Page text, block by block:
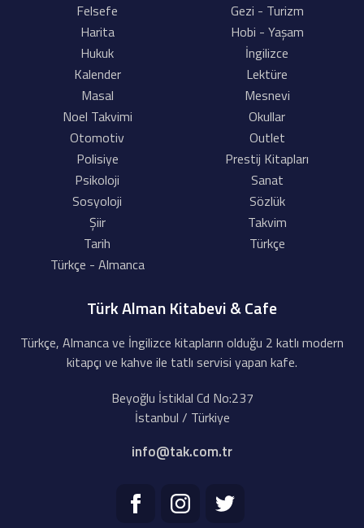
Felsefe
Gezi - Turizm
Harita
Hobi - Yaşam
Hukuk
İngilizce
Kalender
Lektüre
Masal
Mesnevi
Noel Takvimi
Okullar
Otomotiv
Outlet
Polisiye
Prestij Kitapları
Psikoloji
Sanat
Sosyoloji
Sözlük
Şiir
Takvim
Tarih
Türkçe
Türkçe - Almanca
Türk Alman Kitabevi & Cafe
Türkçe, Almanca ve İngilizce kitapların olduğu 2 katlı modern
kitapçı ve kahve ile tatlı servisi yapan kafe.
Beyoğlu İstiklal Cd No:237
İstanbul / Türkiye
info@tak.com.tr